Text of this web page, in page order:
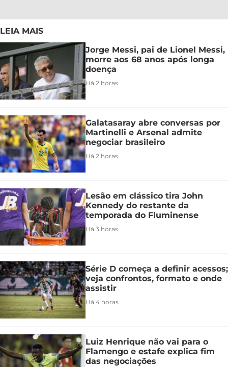
LEIA MAIS
Jorge Messi, pai de Lionel Messi,
morre aos 68 anos após longa
doença
Há 2 horas
Galatasaray abre conversas por
Martinelli e Arsenal admite
negociar brasileiro
Há 2 horas
Lesão em clássico tira John
Kennedy do restante da
temporada do Fluminense
Há 3 horas
Série D começa a definir acessos;
veja confrontos, formato e onde
assistir
Há 4 horas
Luiz Henrique não vai para o
Flamengo e estafe explica fim
das negociações